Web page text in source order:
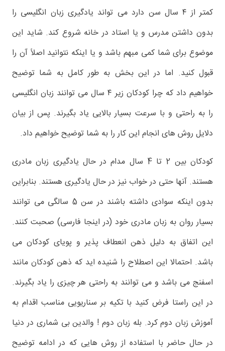
کمتر از ۴ سال سن دارد می تواند یادگیری زبان انگلیسی را
بدون داشتن مدرس و یا استاد در خانه شروع کند. شاید این
موضوع برای شما کمی مبهم باشد و یا اینکه نتوانید اصلاً آن را
قبول کنید. اما در این بخش به طور کامل به شما توضیح
خواهیم داد که چرا کودکان زیر ۴ سال می توانند زبان انگلیسی
را به راحتی و با سرعت بسیار بالایی یاد بگیرند. پس از بیان
دلایل روش های انجام این کار را به شما توضیح خواهیم داد.
کودکان بین 2 تا 4 سال مدام در حال یادگیری زبان مادری
هستند. آنها حتی در خواب نیز در حال یادگیری هستند. بنابراین
بدون اینکه سوادی داشته باشند در سن 5 سالگی می توانند
بسیار روان به زبان مادری خود (در اینجا فارسی) صحبت کنند.
این اتفاق به دلیل ذهن انعطاف پذیر و پویای کودکان می
باشد. احتمالا این اصطلاح را شنیده اید که ذهن کودکان مانند
اسفنج می باشد و می توانند به راحتی هر چیزی را یاد بگیرند.
در این راستا فرض کنید با تکیه بر سناریویی مناسب اقدام به
آموزش زبان دوم کرد. بله زبان دوم ! والدین بی شماری در دنیا
در حال حاضر با استفاده از روش هایی که در ادامه توضیح